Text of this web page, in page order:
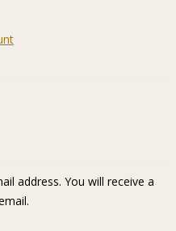
address. You will receive a